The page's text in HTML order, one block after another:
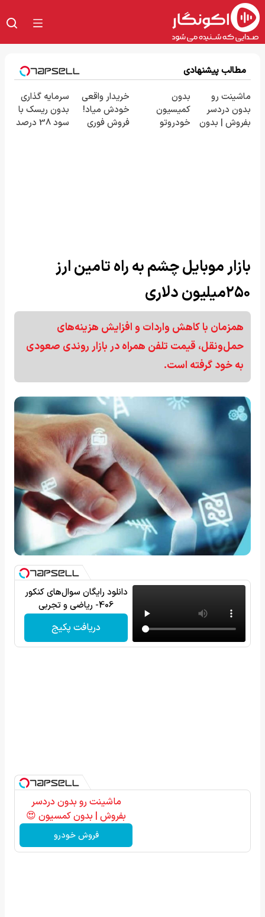
مطالب پیشنهادی
ماشینت رو
بدون دردسر
بفروش | بدون
بدون
کمیسیون
خودروتو
خریدار واقعی
خودش میاد!
فروش فوری
سرمایه گذاری
بدون ریسک با
سود 38 درصد
بازار موبایل چشم به راه تامین ارز
۲۵۰میلیون دلاری
همزمان با کاهش واردات و افزایش هزینه‌های
حمل‌ونقل، قیمت تلفن همراه در بازار روندی صعودی
به خود گرفته است.
دانلود رایگان سوال‌های کنکور
406- ریاضی و تجربی
دریافت پکیج
ماشینت رو بدون دردسر
بفروش | بدون کمسیون 😍
فروش خودرو